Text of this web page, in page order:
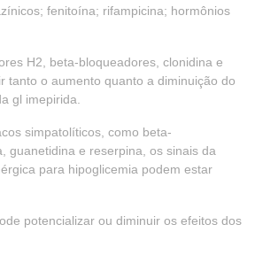
fenitoína; rifampicina; hormônios
H2, beta-bloqueadores, clonidina e
tanto o aumento quanto a diminuição do
gl imepirida.
simpatolíticos, como beta-
guanetidina e reserpina, os sinais da
para hipoglicemia podem estar
potencializar ou diminuir os efeitos dos